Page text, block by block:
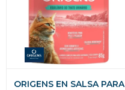
ORIGENS EN SALSA PARA